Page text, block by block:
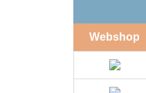
Webshop